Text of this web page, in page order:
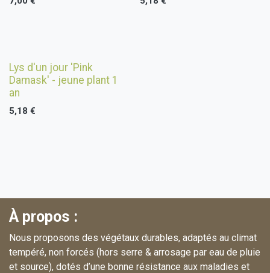
Lys d'un jour 'Pink
Damask' - jeune plant 1
an
5,18 €
À propos :
Nous proposons des végétaux durables, adaptés au climat
tempéré, non forcés (hors serre & arrosage par eau de pluie
et source), dotés d’une bonne résistance aux maladies et